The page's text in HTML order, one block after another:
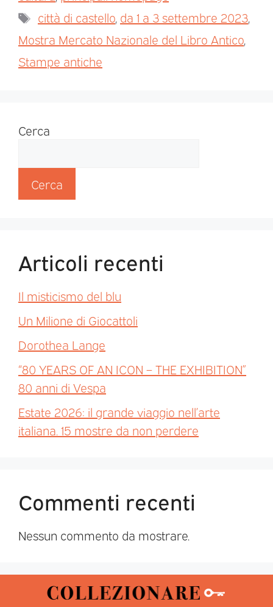
città di castello da 1 a 3 settembre 2023
Mostra Mercato Nazionale del Libro Antico
Stampe antiche
Cerca
Cerca
Articoli recenti
Il misticismo del blu
Un Milione di Giocattoli
Dorothea Lange
“80 YEARS OF AN ICON – THE EXHIBITION”
80 anni di Vespa
Estate 2026: il grande viaggio nell’arte
italiana. 15 mostre da non perdere
Commenti recenti
Nessun commento da mostrare.